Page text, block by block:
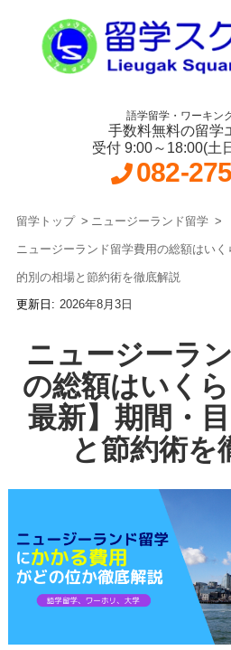
語学留学・ワーキン
手数料無料の留学
受付 9:00～18:00(土
082-
留学トップ ニュージーランド留学
ニュージーランド留学費用の総額はい
的別の相場と節約術を徹底解説
2026年8月3日
ニュージーラ
の総額はいく
最新】期間・
と節約術を